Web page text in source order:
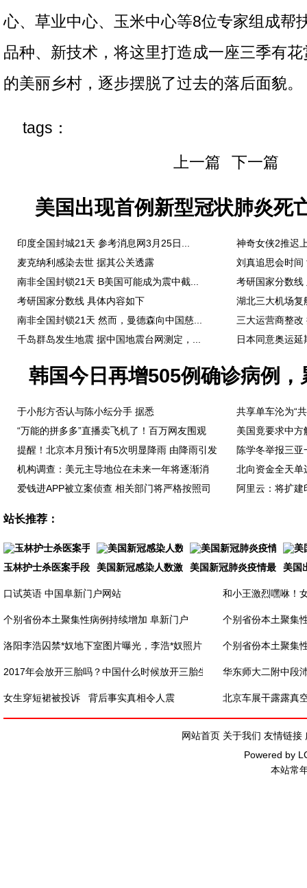
心、草业中心、玉米中心等8位专家组成帮
品种、新技术，将这里打造成一座三季有
的美丽乡村，逐步摆脱了过去的落后面貌。
tags：
上一篇
下一篇
美国出现首例新型冠状肺炎死
印度全国封城21天 参考消息网3月25日...
神奇女侠2推迟
麦克纳利感染去世 据其公关透露
刘真追思会时间
南非全国封锁21天 B美国可能成为震中截...
考研国家分数线
考研国家分数线 具体内容如下
湖北三大机场
南非全国封锁21天 然而，曼德森向中国慈...
三大运营商整改
千岛群岛发生地震 据中国地震台网测定，...
日本同意奥运
韩国今日再增505例确诊病例，
于小彤方否认与陈小纭分手 据悉
共享单车沦为“
“万能的拼多多”直播卖飞机了！百万网友围观
美国竟要求中
提醒！北京本月预计有5次明显降雨 由降雨引发
陈学冬举报三
机构调查：美元主导地位在未来一年将逐渐消
北向资金全天单
爱钱进APP被立案侦查 相关部门将严格按照司
阿里云：将扩
站长推荐：
玉林护士杀医案手段残忍致极：碎尸、剔肉、烹
美国新冠感染人数激增致1200例 特朗普仍拒
美国新冠肺炎疫情最新消
美国
口试英语 中国阜新门户网站 和小王激烈嘿咻！
个别省份本土聚集性病例持续增加 阜新门户 个别省份本土聚集
洛阳李浩囚禁*奴地下室图片曝光，李浩*奴照片 个别省份本土聚集
2017年会放开三胎吗？中国什么时候放开三胎生 华东师大二附中段
女生穿短裙被投诉 背后事实真相令人震 北京车展干露露真
网站首页 关于我们 友情链接
Powered by
本站常